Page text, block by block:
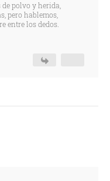
polvo y herida,
pero hablemos,
entre los dedos.